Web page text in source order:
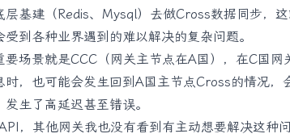
层基建（Redis、Mysql）去做Cross数据同步，
受到各种业界遇到的难以解决的复杂问题。
要场景就是CCC（网关主节点在A国），在C国
时，也可能会发生回到A国主节点Cross的情况，
发生了高延迟甚至错误。
，其他网关我也没有看到有主动想要解决这种